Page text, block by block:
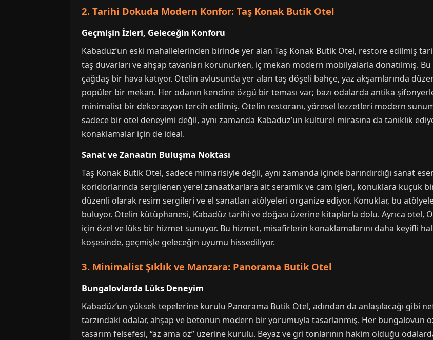
2. Tarihi Dokuda Modern Konfor: Taş Konak Butik Otel
Geçmişin İzleri, Geleceğin Konforu
Kabadüz’un eski mahallelerinden birinde yer alan Taş Konak Butik Otel, restore edilmiş
taş duvarları ve ahşap tavanları korunurken, iç mekan modern mobilyalarla donatılmış.
çağdaş bir hava katıyor. Otelin avlusunda yer alan taş döşeli bahçe, yaz akşamlarında
popüler bir mekan. Her odanın kendine özgü bir teması var; bazı odalarda antika
minimalist bir dekorasyon tercih edilmiş. Otelin restoranı, yöresel lezzetleri modern
sadece bir otel deneyimi değil, aynı zamanda Kabadüz’un kültürel mirasına da tanıklık
konaklamalar için de ideal.
Sanat ve Zanaatın Buluşma Noktası
Taş Konak Butik Otel, sadece mimarisiyle değil, aynı zamanda içinde barındırdığı sanat
koridorlarında sergilenen yerel zanaatkarlara ait seramik ve cam işleri, konuklara küçük
düzenli olarak resim sergileri ve el sanatları atölyeleri organize ediyor. Konuklar, bu
buluyor. Otelin kütüphanesi, Kabadüz tarihi ve doğası üzerine kitaplarla dolu. Ayrıca otel,
için özel ve lüks bir hizmet sunuyor. Bu hizmet, misafirlerin konaklamalarını daha keyifli
köşesinde, geçmişle geleceğin uyumu hissediliyor.
3. Minimalist Şıklık ve Manzara: Panorama Butik Otel
Bungalovlarda Lüks Deneyim
Kabadüz’un yüksek tepelerine kurulu Panorama Butik Otel, adından da anlaşılacağı gibi
tarzındaki odalar, ahşap ve betonun modern bir yorumuyla tasarlanmış. Her bungalovun
tasarım felsefesi, “az ama öz” üzerine kurulu. Beyaz ve gri tonlarının hakim olduğu